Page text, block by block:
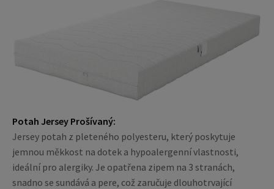
Potah Jersey Prošívaný:
Jersey potah z pleteného polyesteru, který poskytuje
jemnou měkkost na dotek a hypoalergenní vlastnosti,
ideální pro alergiky. Je opatřena zipem na 3 stranách,
snadno se sundává a pere, což zaručuje dlouhotrvající